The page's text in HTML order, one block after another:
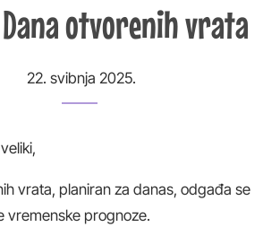
otvorenih vrata
22. svibnja 2025.
vrata, planiran za danas, odgađa se
vremenske prognoze.